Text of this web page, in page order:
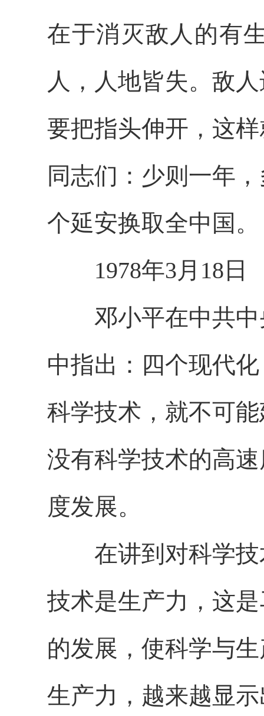
在于消灭敌人的有
人，人地皆失。敌
要把指头伸开，这
同志们：少则一年
个延安换取全中国。
1978年3月18日
邓小平在中共中
中指出：四个现代
科学技术，就不可
没有科学技术的高
度发展。
在讲到对科学技
技术是生产力，这
的发展，使科学与
生产力，越来越显